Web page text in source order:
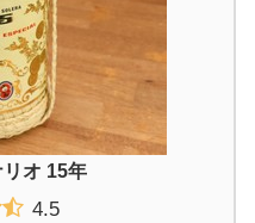
リオ 15年
4.5